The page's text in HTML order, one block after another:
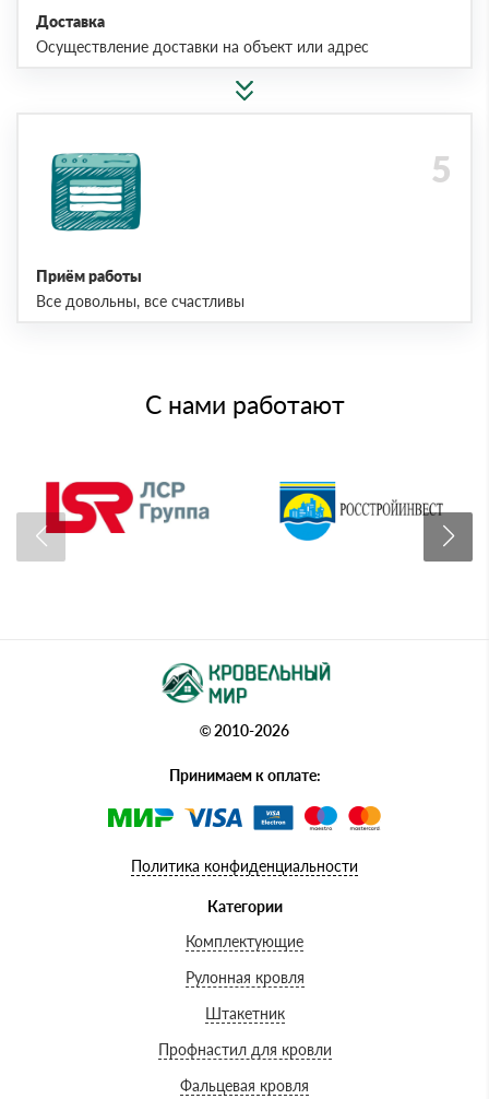
Доставка
Осуществление доставки на объект или адрес
Приём работы
Все довольны, все счастливы
С нами работают
© 2010-2026
Принимаем к оплате:
Политика конфиденциальности
Категории
Комплектующие
Рулонная кровля
Штакетник
Профнастил для кровли
Фальцевая кровля